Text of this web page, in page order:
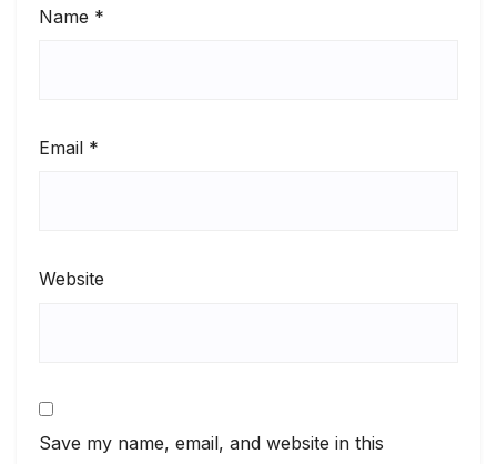
Name *
Email *
Website
Save my name, email, and website in this